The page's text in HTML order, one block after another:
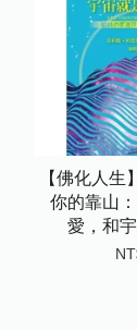
【佛化人生
你的靠山
愛，和